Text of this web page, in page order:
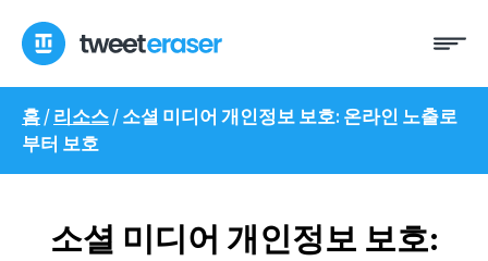
로
뛰
메
홈/리소스/소셜 미디어 개인정보 보호: 온라인 노출로
부터 보호
소셜 미디어 개인정보 보호: